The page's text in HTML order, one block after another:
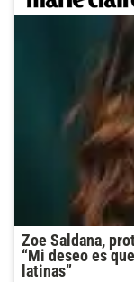
Zoe Saldana,
“Mi deseo es
latinas”